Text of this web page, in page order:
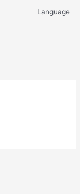
Language